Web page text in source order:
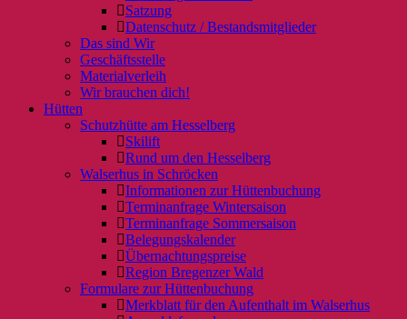
Satzung
Datenschutz / Bestandsmitglieder
Das sind Wir
Geschäftsstelle
Materialverleih
Wir brauchen dich!
Hütten
Schutzhütte am Hesselberg
Skilift
Rund um den Hesselberg
Walserhus in Schröcken
Informationen zur Hüttenbuchung
Terminanfrage Wintersaison
Terminanfrage Sommersaison
Belegungskalender
Übernachtungspreise
Region Bregenzer Wald
Formulare zur Hüttenbuchung
Merkblatt für den Aufenthalt im Walserhus